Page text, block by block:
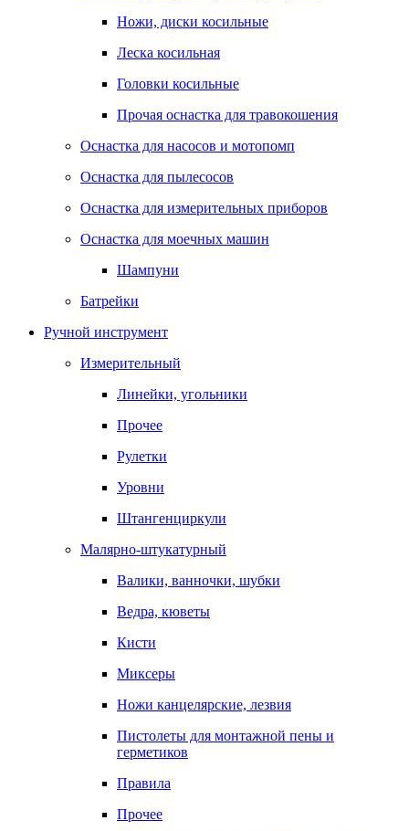
Ножи, диски косильные
Леска косильная
Головки косильные
Прочая оснастка для травокошения
Оснастка для насосов и мотопомп
Оснастка для пылесосов
Оснастка для измерительных приборов
Оснастка для моечных машин
Шампуни
Батрейки
Ручной инструмент
Измерительный
Линейки, угольники
Прочее
Рулетки
Уровни
Штангенциркули
Малярно-штукатурный
Валики, ванночки, шубки
Ведра, кюветы
Кисти
Миксеры
Ножи канцелярские, лезвия
Пистолеты для монтажной пены и
герметиков
Правила
Прочее